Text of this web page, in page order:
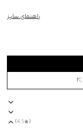
راهنمای سایز
(
4.5
)